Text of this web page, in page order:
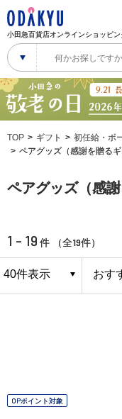
小田急百貨店オンラインショッピン
TOP ギフト
初任給・ボ
ペアグッズ（感謝を贈るギ
ペアグッズ（感謝
1 - 19 件 （全19件）
OPポイント対象